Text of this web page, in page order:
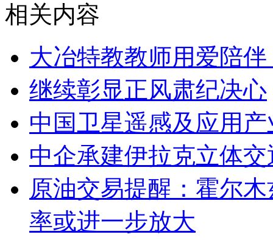
相关内容
大冶特教教师用爱陪
继续彰显正风肃纪决心
中国卫星遥感及应用
中企承建伊拉克立体
原油交易提醒：霍尔
率或进一步放大